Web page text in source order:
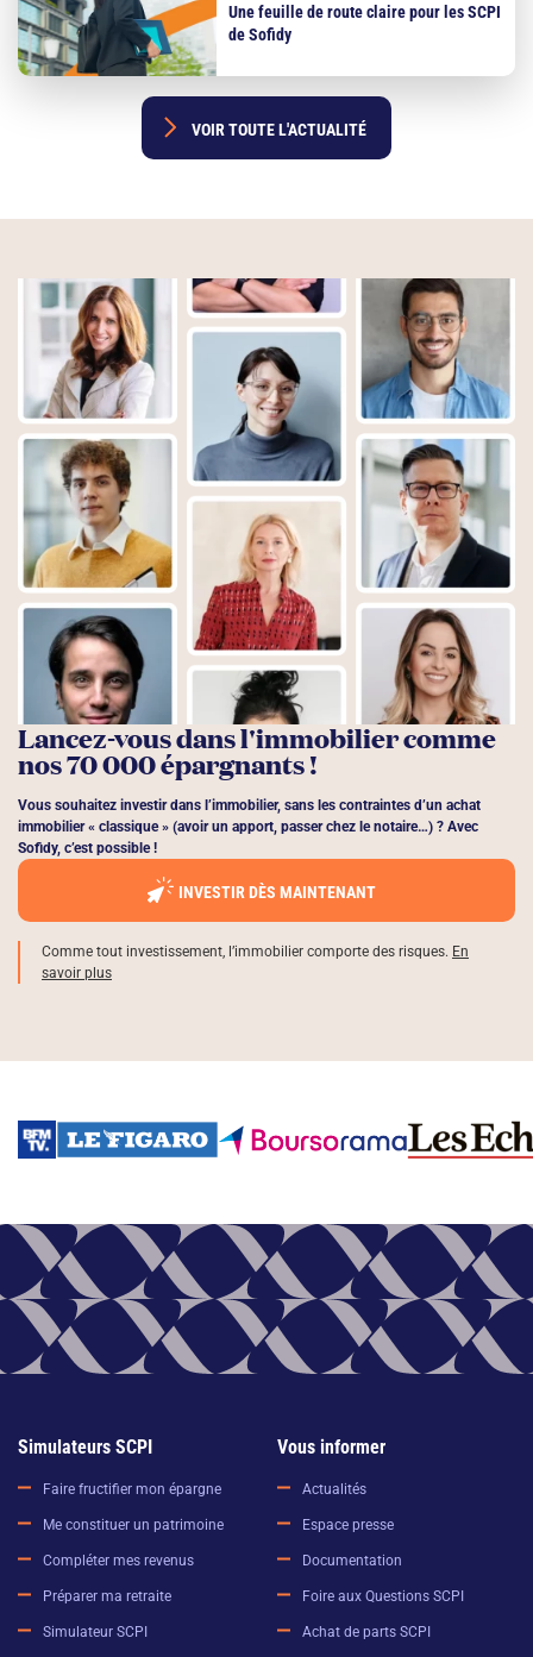
Une feuille de route claire pour les SCPI
de Sofidy
VOIR TOUTE L'ACTUALITÉ
Lancez-vous dans l'immobilier comme
nos 70 000 épargnants !
Vous souhaitez investir dans l’immobilier, sans les contraintes d’un achat
immobilier « classique » (avoir un apport, passer chez le notaire…) ? Avec
Sofidy, c’est possible !
INVESTIR DÈS MAINTENANT
Comme tout investissement, l’immobilier comporte des risques. En
savoir plus
Simulateurs SCPI
Faire fructifier mon épargne
Me constituer un patrimoine
Compléter mes revenus
Préparer ma retraite
Simulateur SCPI
Vous informer
Actualités
Espace presse
Documentation
Foire aux Questions SCPI
Achat de parts SCPI